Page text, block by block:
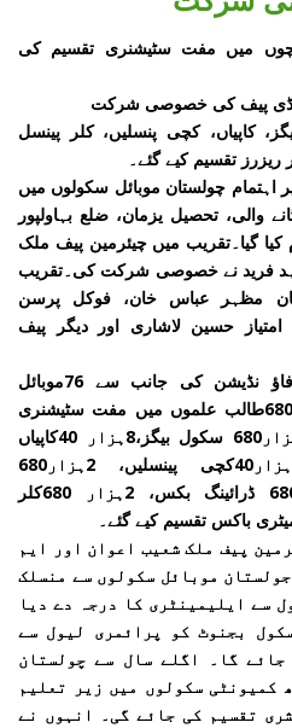
میں مفت سٹیشنری تقسیم کی
ڈی پیف کی خصوصی شرکت
بیگز، کاپیاں، کچی پنسلیں، کلر پینسل
ریزرز تقسیم کیے گئے۔
اہتمام چولستان موبائل سکولوں میں
والی، تحصیل یزمان، ضلع بہاولپور
کیا گیا۔تقریب میں چیئرمین پیف ملک
فرید نے خصوصی شرکت کی۔تقریب
مظہر عباس خان، فوکل پرسن
حسین لاشاری اور دیگر پیف
تقریب میں پنجاب ایجوکیشن فاؤ نڈیشن کی جانب سے 76موبائل
سکولوں میں پڑھنے والے 2ہزار680طالب علموں میں مفت سٹیشنری
تقسیم کی گئی۔ بچوں میں 2ہزار680 سکول بیگز،8ہزار 40کاپیاں
(اردو، حساب، انگلش)، 8ہزار40کچی پینسلیں، 2ہزار680
ریزرز،2ہزار680شاپنرز،2ہزار680 ڈرائینگ بکس، 2ہزار 680کلر
پیف ملک شعیب اعوان اور ایم
موبائل سکولوں سے منسلک
سے ایلیمینٹری کا درجہ دے دیا
بجنوٹ کو پرائمری لیول سے
گا۔ اگلے سال سے چولستان
کمیونٹی سکولوں میں زیر تعلیم
تقسیم کی جائے گی۔ انہوں نے